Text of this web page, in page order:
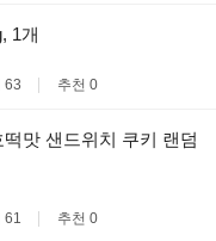
1개
63 추천 0
맛 샌드위치 쿠키 랜덤
61 추천 0